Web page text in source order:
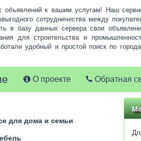
объявлений к вашим услугам! Наш
сотрудничества между
в базу данных сервера свои
для строительства и
удобный и простой поиск по
О проекте Обратная
для дома и семьи